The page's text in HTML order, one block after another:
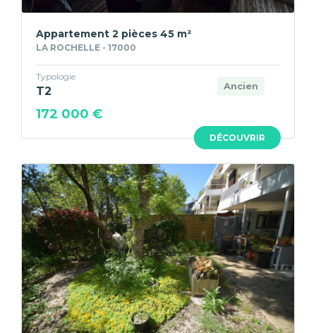
DÉCOUVRIR
Appartement 2 pièces 45 m²
LA ROCHELLE - 17000
Ancien
Typologie
T2
172 000 €